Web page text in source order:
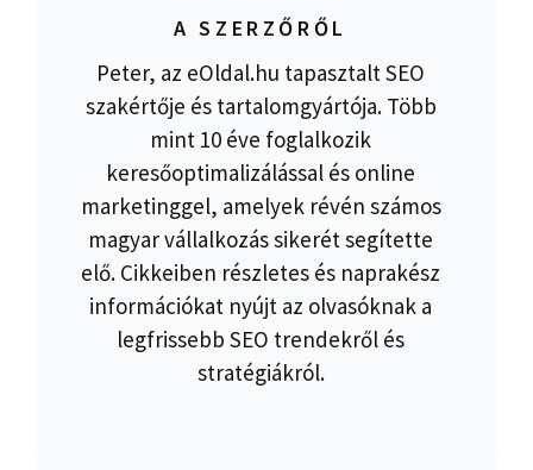
A SZERZŐRŐL
Peter, az eOldal.hu tapasztalt SEO
szakértője és tartalomgyártója. Több
mint 10 éve foglalkozik
keresőoptimalizálással és online
marketinggel, amelyek révén számos
magyar vállalkozás sikerét segítette
elő. Cikkeiben részletes és naprakész
információkat nyújt az olvasóknak a
legfrissebb SEO trendekről és
stratégiákról.